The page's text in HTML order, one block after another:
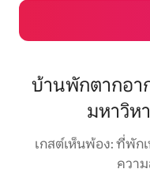
บ้านพักตากอ
มหาวิห
เกสต์เห็นพ้อง: ที่พัก
ควา